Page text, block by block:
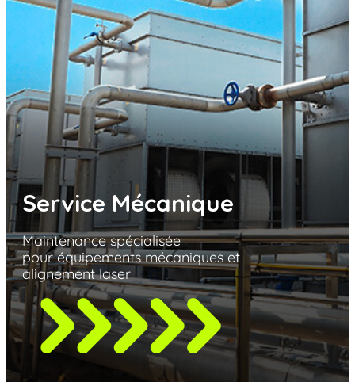
Service Mécanique
Maintenance spécialisée
pour équipements mécaniqueset
alignement laser